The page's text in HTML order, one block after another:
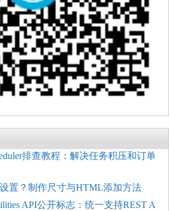
排查教程：解决任务积压和订单
置？制作尺寸与HTML添加方法
API公开标志：统一支持REST A